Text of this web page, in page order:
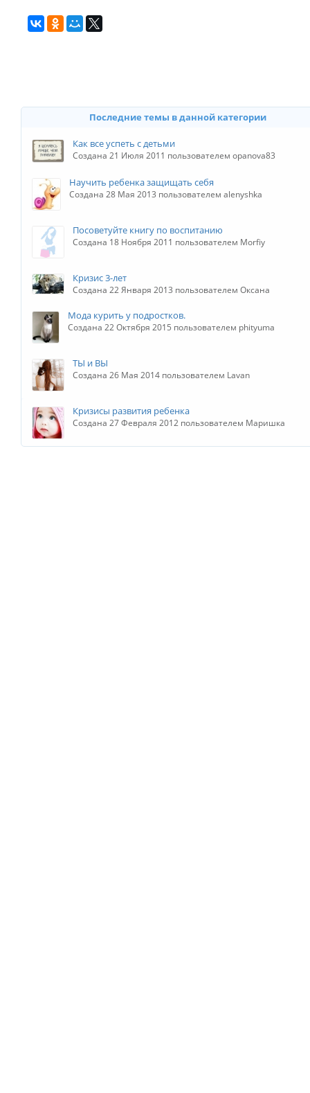
Последние темы в данной категории
Как все успеть с детьми
Создана 21 Июля 2011 пользователем opanova83
Научить ребенка защищать себя
Создана 28 Мая 2013 пользователем alenyshka
Посоветуйте книгу по воспитанию
Создана 18 Ноября 2011 пользователем Morfiy
Кризис 3-лет
Создана 22 Января 2013 пользователем Оксана
Мода курить у подростков.
Создана 22 Октября 2015 пользователем phityuma
ТЫ и ВЫ
Создана 26 Мая 2014 пользователем Lavan
Кризисы развития ребенка
Создана 27 Февраля 2012 пользователем Маришка